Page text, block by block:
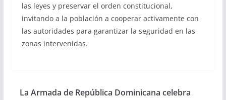
las leyes y preservar el orden constitucional,
invitando a la población a cooperar activamente con
las autoridades para garantizar la seguridad en las
zonas intervenidas.
La Armada de República Dominicana celebra